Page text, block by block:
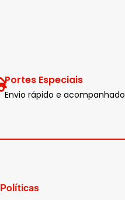
Portes Especiais
Envio rápido e acompanhado
Políticas